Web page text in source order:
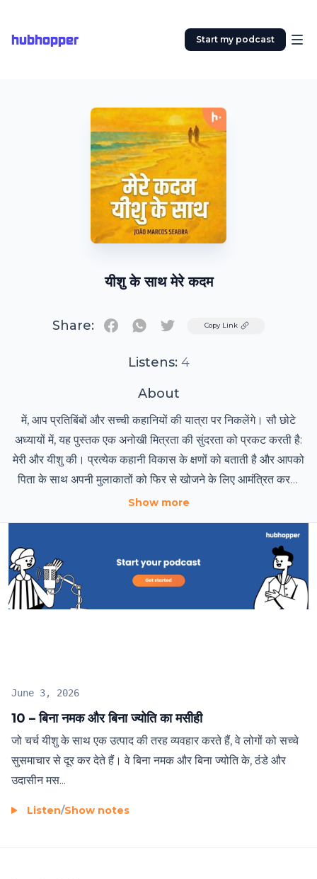
hubhopper Start my podcast
यीशु के साथ मेरे कदम
Share: TwitterCopy Link
Listens: 4
About
में, आप प्रतिबिंबों और सच्ची कहानियों की यात्रा पर निकलेंगे। सौ छोटे
अध्यायों में, यह पुस्तक एक अनोखी मित्रता की सुंदरता को प्रकट करती है:
मेरी और यीशु की। प्रत्येक कहानी विकास के क्षणों को बताती है और आपको
पिता के साथ अपनी मुलाकातों को फिर से खोजने के लिए आमंत्रित करती
है। यीशु के बिना, यह पुस्तक नहीं लिखी जा सकती थी।
Show more
10 – बिना नमक और बिना ज्योति का मसीही
June 3, 2026
जो चर्च यीशु के साथ एक उत्पाद की तरह व्यवहार करते हैं, वे लोगों को सच्चे
सुसमाचार से दूर कर देते हैं। वे बिना नमक और बिना ज्योति के, ठंडे और
उदासीन मस...
Listen/Show notes